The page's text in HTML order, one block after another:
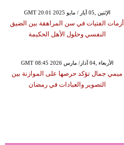
GMT 20:01 2025 الإثنين ,05 أيار / مايو
أزمات الفتيات في سن المراهقة بين الضيق
النفسي وحلول الأهل الحكيمة
GMT 08:45 2026 الأربعاء ,04 آذار/ مارس
ميمي جمال تؤكد حرصها على الموازنة بين
التصوير والعبادات في رمضان